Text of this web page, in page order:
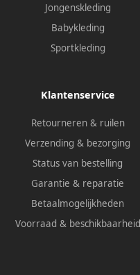
Jongenskleding
Babykleding
Sportkleding
Klantenservice
Retourneren & ruilen
Verzending & bezorging
Status van bestelling
Garantie & reparatie
Betaalmogelijkheden
Voorraad & beschikbaarheid